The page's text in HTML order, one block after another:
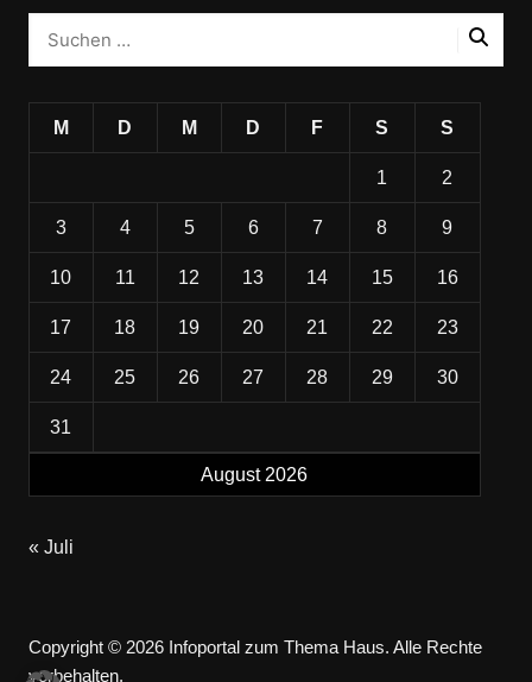
August 2026
M D M D F S S
1 2
3 4 5 6 7 8 9
10 11 12 13 14 15 16
17 18 19 20 21 22 23
24 25 26 27 28 29 30
31
« Juli
Copyright © 2026 Infoportal zum Thema Haus. Alle Rechte
vorbehalten.